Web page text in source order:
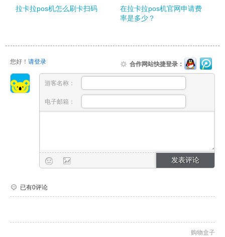
拉卡拉pos机怎么刷卡扫码
在拉卡拉pos机官网申请费
率是多少？
您好！ 请登录 合作网站快捷登录：
游客名称：
电子邮箱：
已有0评论
购物盒子